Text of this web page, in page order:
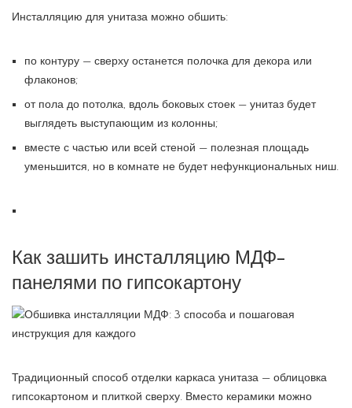
Инсталляцию для унитаза можно обшить:
по контуру — сверху останется полочка для декора или
флаконов;
от пола до потолка, вдоль боковых стоек — унитаз будет
выглядеть выступающим из колонны;
вместе с частью или всей стеной — полезная площадь
уменьшится, но в комнате не будет нефункциональных ниш.
Как зашить инсталляцию МДФ-
панелями по гипсокартону
Традиционный способ отделки каркаса унитаза — облицовка
гипсокартоном и плиткой сверху. Вместо керамики можно